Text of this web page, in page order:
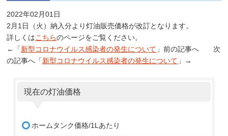
2022年02月01日
2月1日（火）納入分より灯油販売価格が改訂となります。
詳しくはこちらのページをご覧ください。
←「新型コロナウイルス感染者の発生について 」前の記事へ 次
の記事へ「新型コロナウイルス感染者の発生について 」→
現在の灯油価格
ホームタンク価格/1Lあたり